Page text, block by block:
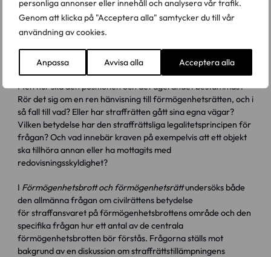
personliga annonser eller innehåll och analysera vår trafik.
Genom att klicka på "Acceptera alla" samtycker du till vår
användning av cookies.
Anpassa Avvisa alla Acceptera alla
I förmögenhetsbrotten möts två centrala delar av
rättsordningen: civilrätten och straffrätten. Många av
brottstyperna – exempelvis stöld, rån, förskingring och
trolöshet mot huvudman – förutsätter att det föreligger en
viss civilrättslig position som blir angripen eller missbrukad.
Men hur ska den positionen och det agerandet bestämmas?
Rör det sig om en ren hänvisning till förmögenhetsrätten, och i
så fall till vad? Eller har straffrätten gått sina egna vägar?
Vilken betydelse har den straffrättsliga legalitetsprincipen för
frågan? Och vad innebär kraven på exempelvis att ett objekt
ska tillhöra annan eller ha mottagits med
redovisningsskyldighet?
I Förmögenhetsbrott och förmögenhetsrättundersöks både
den allmänna frågan om civilrättens betydelse
för straffansvaret på förmögenhetsbrottens område och den
specifika frågan hur ett antal av de centrala
förmögenhetsbrotten bör förstås. Frågorna ställs mot
bakgrund av en diskussion om straffrättstillämpningens